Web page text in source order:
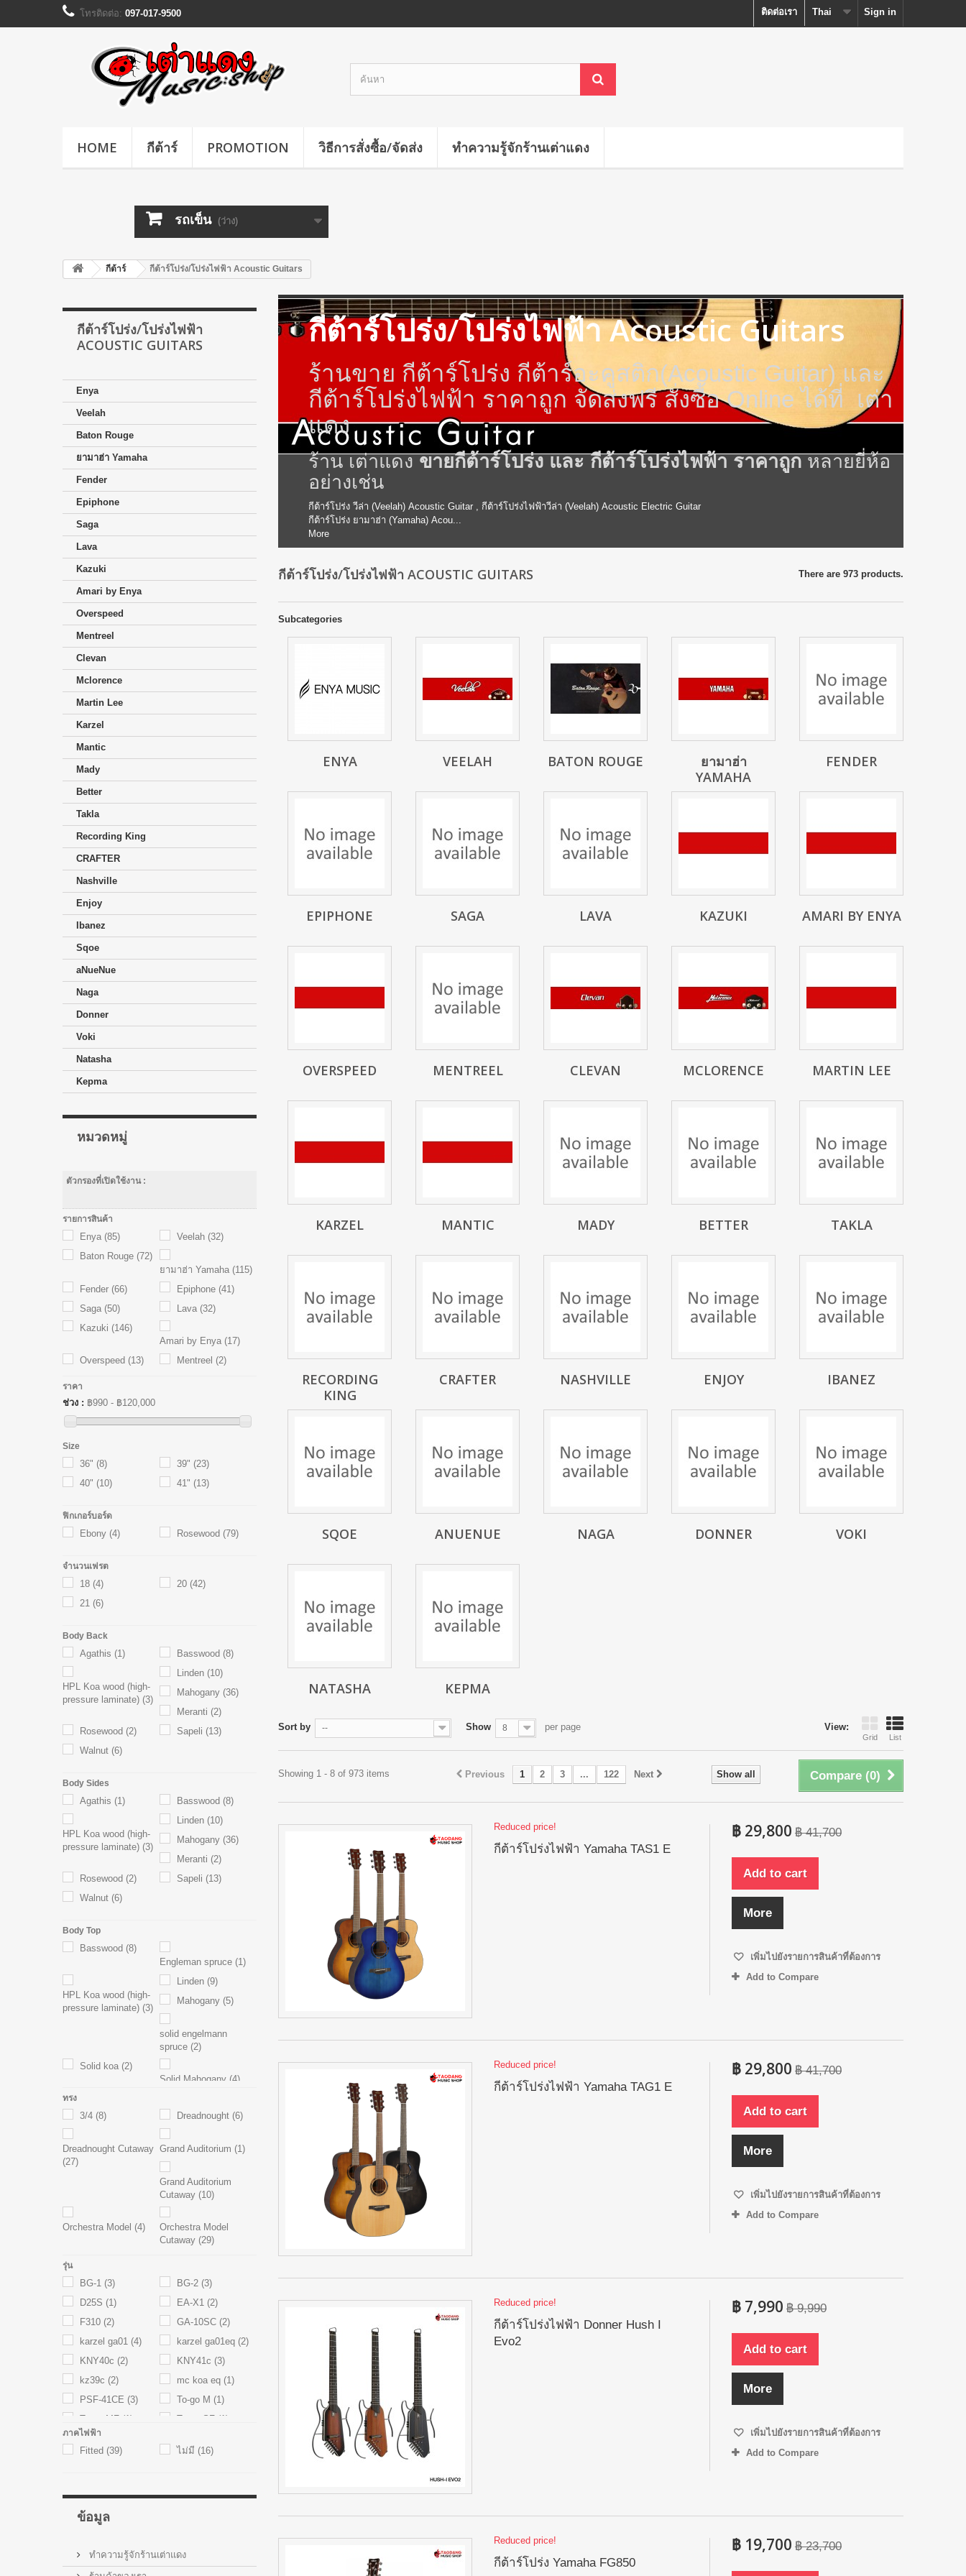
Sign in
Thai
ติดต่อเรา
โทรติดต่อ: 097-017-9500
HOME กีต้าร์ PROMOTION วิธีการสั่งซื้อ/จัดส่ง ทำความรู้จักร้านเต่าแดง
รถเข็น (ว่าง)
กีต้าร์ กีต้าร์โปร่ง/โปร่งไฟฟ้า Acoustic Guitars
กีต้าร์โปร่ง/โปร่งไฟฟ้า
ACOUSTIC GUITARS
Enya
Veelah
Baton Rouge
ยามาฮ่า Yamaha
Fender
Epiphone
Saga
Lava
Kazuki
Amari by Enya
Overspeed
Mentreel
Clevan
Mclorence
Martin Lee
Karzel
Mantic
Mady
Better
Takla
Recording King
CRAFTER
Nashville
Enjoy
Ibanez
Sqoe
aNueNue
Naga
Donner
Voki
Natasha
Kepma
หมวดหมู่
ตัวกรองที่เปิดใช้งาน :
รายการสินค้า
Enya (85) Veelah (32)
Baton Rouge (72)
ยามาฮ่า Yamaha (115)
Fender (66) Epiphone (41)
Saga (50) Lava (32)
Kazuki (146)
Amari by Enya (17)
Overspeed (13) Mentreel (2)
Martin Lee(4)
Mantic(98) Mady(2)
Recording King
CRAFTER
Nashville
Enjoy (1)
aNueNue
Donner (2) Voki(27)
ราคา
ช่วง : ฿990 - ฿120,000
Size
36" (8) 39" (23)
40" (10) 41" (13)
ฟิกเกอร์บอร์ด
Ebony (4) Rosewood (79)
จำนวนเฟรต
18 (4) 20 (42)
21 (6)
Body Back
Agathis (1) Basswood (8)
HPL Koa wood (high-
pressure laminate) (3)
Linden (10)
Mahogany (36)
Meranti (2)
Rosewood (2) Sapeli (13)
Walnut (6)
Body Sides
Agathis (1) Basswood (8)
HPL Koa wood (high-
pressure laminate) (3)
Linden (10)
Mahogany (36)
Meranti (2)
Rosewood (2) Sapeli (13)
Walnut (6)
Body Top
Basswood (8)
Engleman spruce (1)
HPL Koa wood (high-
pressure laminate) (3)
Linden (9)
Mahogany (5)
solid engelmann
spruce (2)
Solid koa (2)
Solid Mahogany (4)
Solid Sitka Spruce
ทรง
3/4 (8) Dreadnought (6)
Dreadnought Cutaway
(27)
Grand Auditorium (1)
Grand Auditorium
Cutaway (10)
Orchestra Model (4)
Orchestra Model
Cutaway (29)
รุ่น
BG-1 (3) BG-2 (3)
D25S (1) EA-X1 (2)
F310 (2) GA-10SC (2)
karzel ga01 (4) karzel ga01eq (2)
KNY40c (2) KNY41c (3)
kz39c (2) mc koa eq (1)
PSF-41CE (3) To-go M (1)
To-go MF (1) To-go SF (1)
v1 d (1)
V1 DM(1) V1 GA
(1)
V1 OMCE(1)
ภาคไฟฟ้า
Fitted (39) ไม่มี (16)
ข้อมูล
ทำความรู้จักร้านเต่าแดง
กีต้าร์โปร่ง/โปร่งไฟฟ้า Acoustic Guitars
ร้านขาย กีต้าร์โปร่ง กีต้าร์อะคูสติก(Acoustic Guitar) และ
กีต้าร์โปร่งไฟฟ้า ราคาถูก จัดส่งฟรี สั่งซื้อ Online ได้ที่ เต่า
แดง
ร้าน เต่าแดงขายกีต้าร์โปร่ง และ กีต้าร์โปร่งไฟฟ้า ราคาถูกหลายยี่ห้อ
อย่างเช่น
กีต้าร์โปร่ง วีล่า (Veelah) Acoustic Guitar , กีต้าร์โปร่งไฟฟ้าวีล่า (Veelah) Acoustic Electric Guitar
กีต้าร์โปร่ง ยามาฮ่า (Yamaha) Acou...
More
กีต้าร์โปร่ง/โปร่งไฟฟ้า ACOUSTIC GUITARS There are 973 products.
Subcategories
ENYA VEELAH BATON ROUGE
ยามาฮ่า
YAMAHA
FENDER
EPIPHONE SAGA LAVA KAZUKI AMARI BY ENYA
OVERSPEED MENTREEL CLEVAN MCLORENCE MARTIN LEE
KARZEL MANTIC MADY BETTER TAKLA
RECORDING
KING
CRAFTER NASHVILLE ENJOY IBANEZ
SQOE ANUENUE NAGA DONNER VOKI
NATASHA KEPMA
View:
Grid List
Sort by -- Show 8 per page
Compare (0)
Show all
Previous 1 2 3 ... 122 Next
Showing 1 - 8 of 973 items
Reduced price!
กีต้าร์โปร่งไฟฟ้า Yamaha TAS1 E
฿ 29,800 ฿ 41,700
Add to cart
More
เพิ่มไปยังรายการสินค้าที่ต้องการ
Add to Compare
Reduced price!
กีต้าร์โปร่งไฟฟ้า Yamaha TAG1 E
฿ 29,800 ฿ 41,700
Add to cart
More
เพิ่มไปยังรายการสินค้าที่ต้องการ
Add to Compare
Reduced price!
กีต้าร์โปร่งไฟฟ้า Donner Hush I
Evo2
฿ 7,990 ฿ 9,990
Add to cart
More
เพิ่มไปยังรายการสินค้าที่ต้องการ
Add to Compare
Reduced price!
กีต้าร์โปร่ง Yamaha FG850
฿ 19,700 ฿ 23,700